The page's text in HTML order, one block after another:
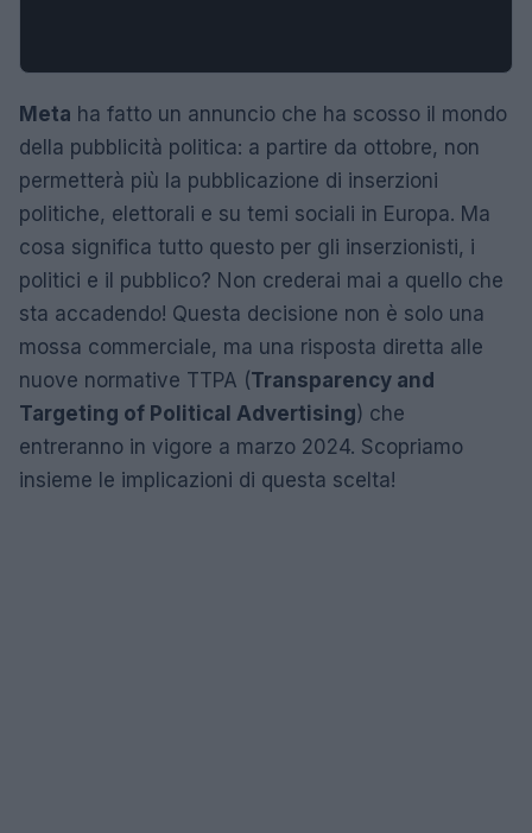
Meta ha fatto un annuncio che ha scosso il mondo
della pubblicità politica: a partire da ottobre, non
permetterà più la pubblicazione di inserzioni
politiche, elettorali e su temi sociali in Europa. Ma
cosa significa tutto questo per gli inserzionisti, i
politici e il pubblico? Non crederai mai a quello che
sta accadendo! Questa decisione non è solo una
mossa commerciale, ma una risposta diretta alle
nuove normative TTPA (Transparency and
Targeting of Political Advertising) che
entreranno in vigore a marzo 2024. Scopriamo
insieme le implicazioni di questa scelta!